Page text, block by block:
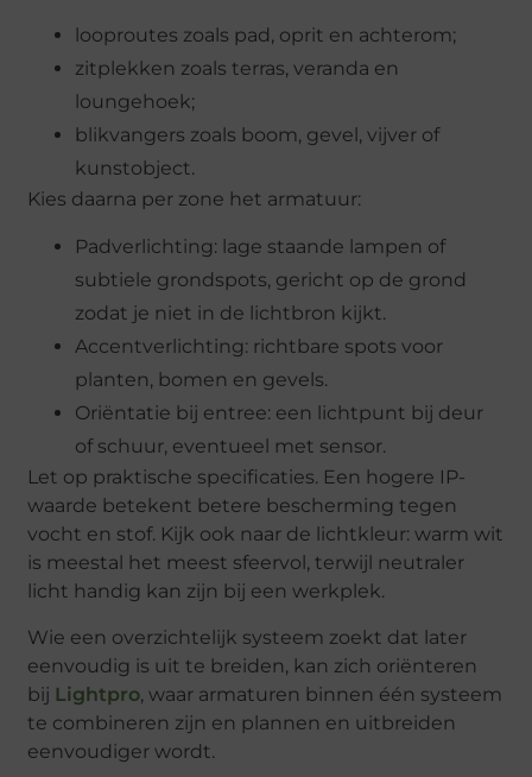
looproutes zoals pad, oprit en achterom;
zitplekken zoals terras, veranda en
loungehoek;
blikvangers zoals boom, gevel, vijver of
kunstobject.
Kies daarna per zone het armatuur:
Padverlichting: lage staande lampen of
subtiele grondspots, gericht op de grond
zodat je niet in de lichtbron kijkt.
Accentverlichting: richtbare spots voor
planten, bomen en gevels.
Oriëntatie bij entree: een lichtpunt bij deur
of schuur, eventueel met sensor.
Let op praktische specificaties. Een hogere IP-
waarde betekent betere bescherming tegen
vocht en stof. Kijk ook naar de lichtkleur: warm wit
is meestal het meest sfeervol, terwijl neutraler
licht handig kan zijn bij een werkplek.
Wie een overzichtelijk systeem zoekt dat later
eenvoudig is uit te breiden, kan zich oriënteren
bij Lightpro, waar armaturen binnen één systeem
te combineren zijn en plannen en uitbreiden
eenvoudiger wordt.